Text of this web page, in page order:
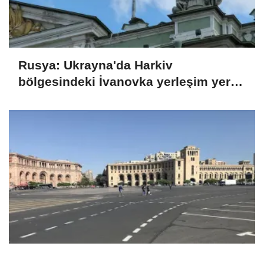
Rusya: Ukrayna'da Harkiv
bölgesindeki İvanovka yerleşim yeri